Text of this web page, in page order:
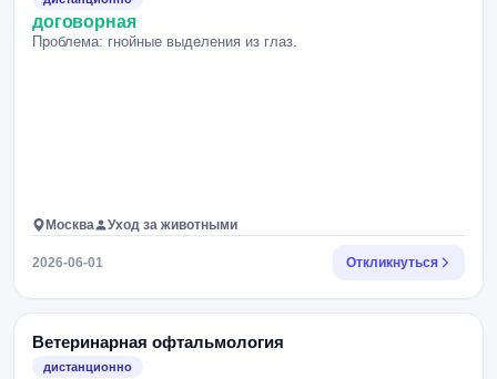
договорная
Проблема: гнойные выделения из глаз.
Москва Уход за животными
2026-06-01 Откликнуться
Ветеринарная офтальмология
дистанционно